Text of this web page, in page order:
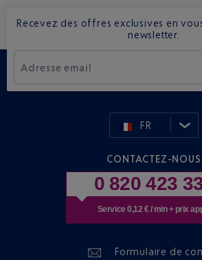
Recevez des offres exclusives en
newsletter.
Adresse email
FR
CONTACTEZ-NOUS
0 820 423
Service 0,12 € / min + prix
Formulaire de